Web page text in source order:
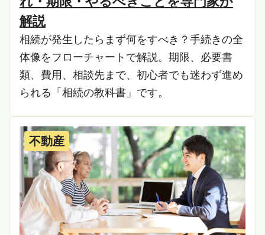
解説
相続が発生したらまず何をすべき？手続きの全
体像をフローチャートで解説。期限、必要書
類、費用、相談先まで、初心者でも迷わず進め
られる「相続の教科書」です。
不動産